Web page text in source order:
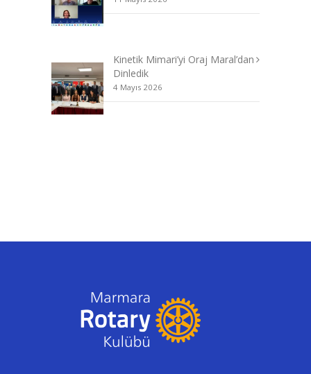
Kinetik Mimari’yi Oraj Maral’dan
Dinledik
4 Mayıs 2026